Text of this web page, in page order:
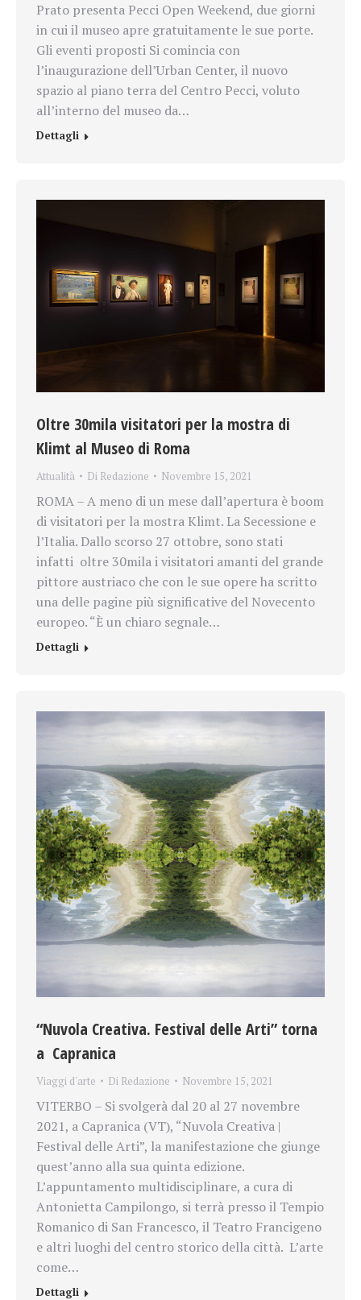
Prato presenta Pecci Open Weekend, due giorni
in cui il museo apre gratuitamente le sue porte.
Gli eventi proposti Si comincia con
l’inaugurazione dell’Urban Center, il nuovo
spazio al piano terra del Centro Pecci, voluto
all’interno del museo da…
Dettagli
Oltre 30mila visitatori per la mostra di
Klimt al Museo di Roma
Attualità Di Redazione Novembre 15, 2021
ROMA – A meno di un mese dall’apertura è boom
di visitatori per la mostra Klimt. La Secessione e
l’Italia. Dallo scorso 27 ottobre, sono stati
infatti oltre 30mila i visitatori amanti del grande
pittore austriaco che con le sue opere ha scritto
una delle pagine più significative del Novecento
europeo. “È un chiaro segnale…
Dettagli
“Nuvola Creativa. Festival delle Arti” torna
a Capranica
Viaggi d'arte Di Redazione Novembre 15, 2021
VITERBO – Si svolgerà dal 20 al 27 novembre
2021, a Capranica (VT), “Nuvola Creativa |
Festival delle Arti”, la manifestazione che giunge
quest’anno alla sua quinta edizione.
L’appuntamento multidisciplinare, a cura di
Antonietta Campilongo, si terrà presso il Tempio
Romanico di San Francesco, il Teatro Francigeno
e altri luoghi del centro storico della città. L’arte
come…
Dettagli